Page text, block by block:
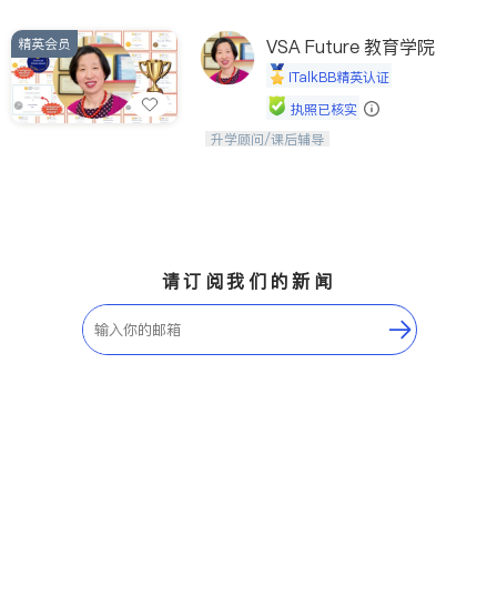
精英会员 VSA Future 教育学院
iTalkBB精英认证
执照已核实
孩子美好的未来始于早期能力的培养，
升学顾问/课后辅导
请订阅我们的新闻